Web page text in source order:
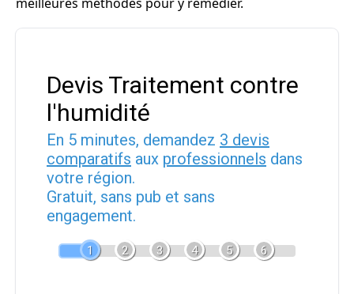
Devis Traitement contre
l'humidité
En 5 minutes, demandez 3 devis
comparatifs aux professionnels dans
votre région.
Gratuit, sans pub et sans
engagement.
1 2 3 4 5 6